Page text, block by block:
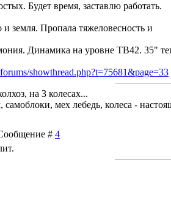
Будет время, заставлю работать.
земля. Пропала тяжеловесность и
Динамика на уровне ТВ42. 35"
showthread.php?t=75681&page=33
на 3 колесах...
мех лебедь, колеса -
# 4